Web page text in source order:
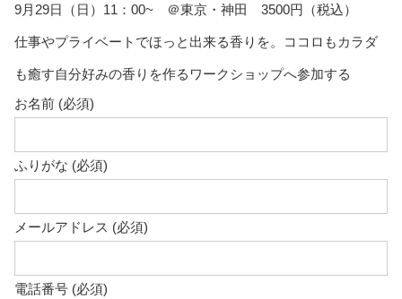
9月29日（日）11：00~ ＠東京・神田 3500円（税込）
仕事やプライベートでほっと出来る香りを。ココロもカラダ
も癒す自分好みの香りを作るワークショップへ参加する
お名前 (必須)
ふりがな (必須)
メールアドレス (必須)
電話番号 (必須)